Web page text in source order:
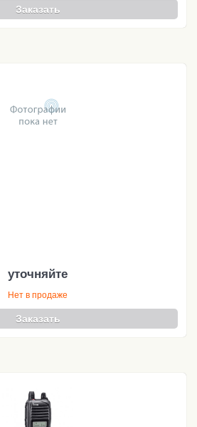
Заказать
уточняйте
Нет в продаже
Заказать